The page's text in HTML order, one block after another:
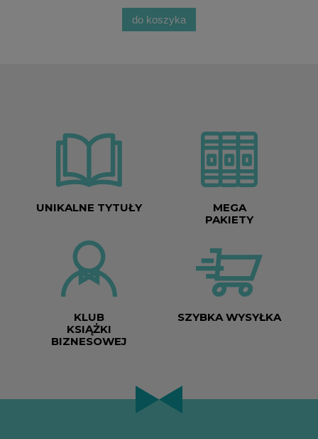
do koszyka
UNIKALNE TYTUŁY
MEGA
PAKIETY
KLUB
KSIĄŻKI
BIZNESOWEJ
SZYBKA WYSYŁKA